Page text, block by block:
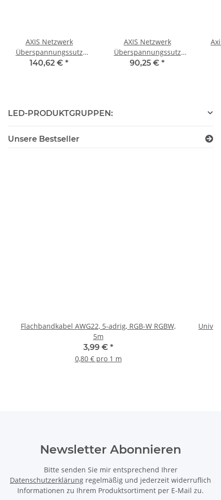
AXIS Netzwerk
Überspannungssutz
T8061 SURGE
140,62 € *
AXIS Netzwerk
Überspannungssutz
TU8001 SURGE
90,25 € *
LED-PRODUKTGRUPPEN:
Unsere Bestseller
Flachbandkabel AWG22, 5-adrig, RGB-W RGBW,
5m
3,99 € *
0,80 € pro 1 m
Newsletter Abonnieren
Bitte senden Sie mir entsprechend Ihrer
Datenschutzerklärung regelmäßig und jederzeit widerruflich
Informationen zu Ihrem Produktsortiment per E-Mail zu.